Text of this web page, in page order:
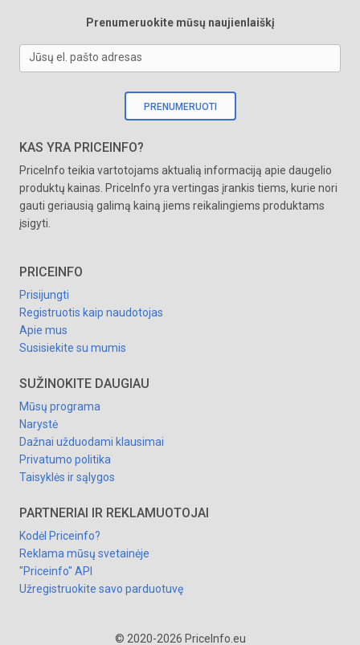
Prenumeruokite mūsų naujienlaiškį
Jūsų el. pašto adresas
PRENUMERUOTI
KAS YRA PRICEINFO?
PriceInfo teikia vartotojams aktualią informaciją apie daugelio
produktų kainas. PriceInfo yra vertingas įrankis tiems, kurie nori
gauti geriausią galimą kainą jiems reikalingiems produktams
įsigyti.
PRICEINFO
Prisijungti
Registruotis kaip naudotojas
Apie mus
Susisiekite su mumis
SUŽINOKITE DAUGIAU
Mūsų programa
Narystė
Dažnai užduodami klausimai
Privatumo politika
Taisyklės ir sąlygos
PARTNERIAI IR REKLAMUOTOJAI
Kodėl Priceinfo?
Reklama mūsų svetainėje
"Priceinfo" API
Užregistruokite savo parduotuvę
© 2020-2026 PriceInfo.eu